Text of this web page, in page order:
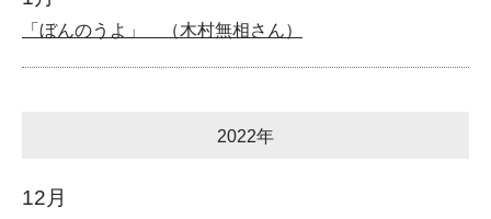
「ぼんのうよ」 （木村無相さん）
2022年
12月